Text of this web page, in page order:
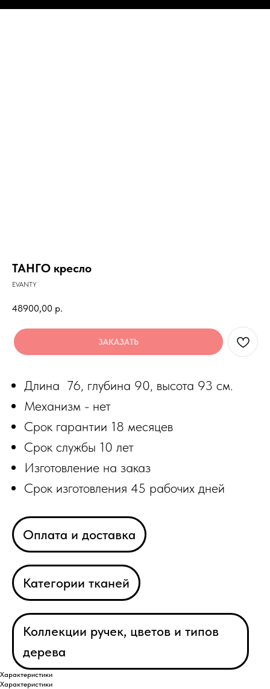
ТАНГО кресло
EVANTY
48900,00 р.
ЗАКАЗАТЬ
Длина 76, глубина 90, высота 93 см.
Механизм - нет
Срок гарантии 18 месяцев
Срок службы 10 лет
Изготовление на заказ
Срок изготовления 45 рабочих дней
Оплата и доставка
Категории тканей
Коллекции ручек, цветов и типов
дерева
Характеристики
Характеристики